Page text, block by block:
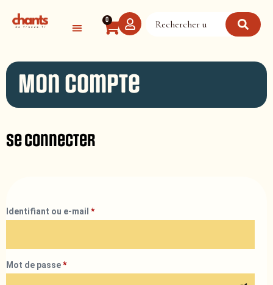
0
Mon compte
Se connecter
Identifiant ou e-mail *
Mot de passe*